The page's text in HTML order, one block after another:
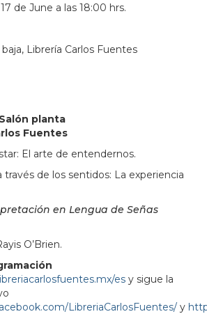
de June a las 18:00 hrs.
Librería Carlos Fuentes
planta
Fuentes
El arte de entendernos.
través de los sentidos: La experiencia
en Lengua de Señas
O’Brien.
es y sigue la
LibreriaCarlosFuentes/ y